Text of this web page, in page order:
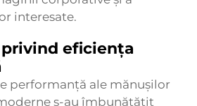
interesate.
eficiența
performanță ale mănușilor
s-au îmbunătățit